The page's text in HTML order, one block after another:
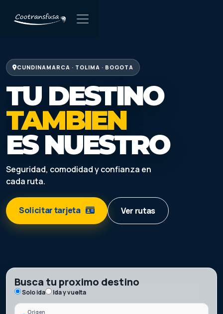
CUNDINAMARCA · TOLIMA · BOGOTA
TU DESTINO
TAMBIEN
ES NUESTRO
Seguridad, comodidad y confianza en
cada ruta.
Solicitar tarjeta Ver rutas
Busca tu proximo destino
Solo ida Ida y vuelta
Origen